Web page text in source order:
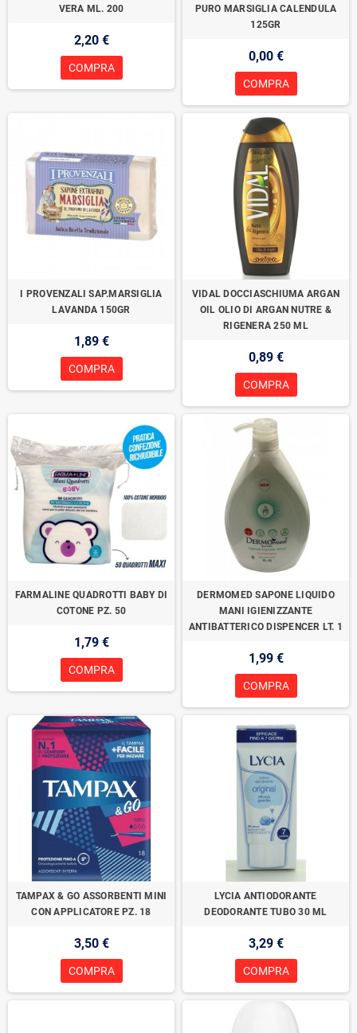
VERA ML. 200
2,20 €
COMPRA
PURO MARSIGLIA CALENDULA
125GR
0,00 €
COMPRA
I PROVENZALI SAP.MARSIGLIA
LAVANDA 150GR
1,89 €
COMPRA
VIDAL DOCCIASCHIUMA ARGAN
OIL OLIO DI ARGAN NUTRE &
RIGENERA 250 ML
0,89 €
COMPRA
FARMALINE QUADROTTI BABY DI
COTONE PZ. 50
1,79 €
COMPRA
DERMOMED SAPONE LIQUIDO
MANI IGIENIZZANTE
ANTIBATTERICO DISPENCER LT. 1
1,99 €
COMPRA
TAMPAX & GO ASSORBENTI MINI
CON APPLICATORE PZ. 18
3,50 €
COMPRA
LYCIA ANTIODORANTE
DEODORANTE TUBO 30 ML
3,29 €
COMPRA